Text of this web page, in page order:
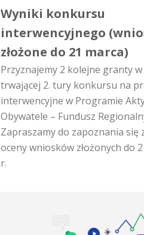
Wyniki konkursu
interwencyjnego
złożone do 21 marca)
Przyznajemy 2 kolejne granty
trwającej 2. tury konkursu na
interwencyjne w Programie
Obywatele – Fundusz
Zapraszamy do zapoznania się
oceny wniosków złożonych do
r.